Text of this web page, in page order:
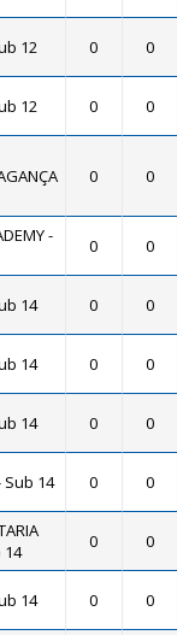
12 0 0
12 0 0
0 0
-
0 0
14 0 0
14 0 0
14 0 0
Sub 14 0 0
14
0 0
14 0 0